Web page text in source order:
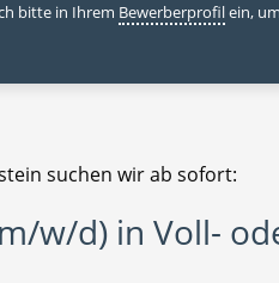
bitte in Ihrem Bewerberprofilein,
suchen wir ab sofort:
w/d) in Voll-